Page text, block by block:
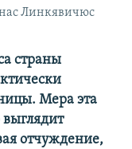
Линкявичюс
страны
Мера эта
отчуждение,